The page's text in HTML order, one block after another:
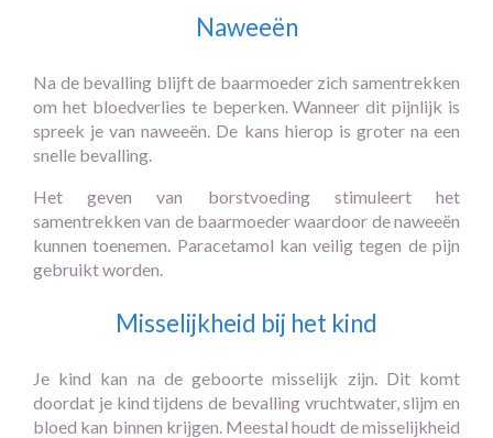
Naweeën
Na de bevalling blijft de baarmoeder zich samentrekken
om het bloedverlies te beperken. Wanneer dit pijnlijk is
spreek je van naweeën. De kans hierop is groter na een
snelle bevalling.
Het geven van borstvoeding stimuleert het
samentrekken van de baarmoeder waardoor de naweeën
kunnen toenemen. Paracetamol kan veilig tegen de pijn
gebruikt worden.
Misselijkheid bij het kind
Je kind kan na de geboorte misselijk zijn. Dit komt
doordat je kind tijdens de bevalling vruchtwater, slijm en
bloed kan binnen krijgen. Meestal houdt de misselijkheid